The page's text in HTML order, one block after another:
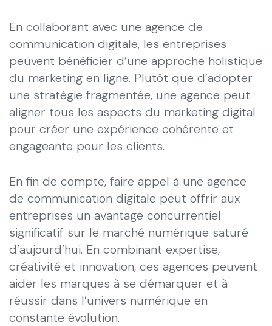
En collaborant avec une agence de
communication digitale, les entreprises
peuvent bénéficier d’une approche holistique
du marketing en ligne. Plutôt que d’adopter
une stratégie fragmentée, une agence peut
aligner tous les aspects du marketing digital
pour créer une expérience cohérente et
engageante pour les clients.
En fin de compte, faire appel à une agence
de communication digitale peut offrir aux
entreprises un avantage concurrentiel
significatif sur le marché numérique saturé
d’aujourd’hui. En combinant expertise,
créativité et innovation, ces agences peuvent
aider les marques à se démarquer et à
réussir dans l’univers numérique en
constante évolution.